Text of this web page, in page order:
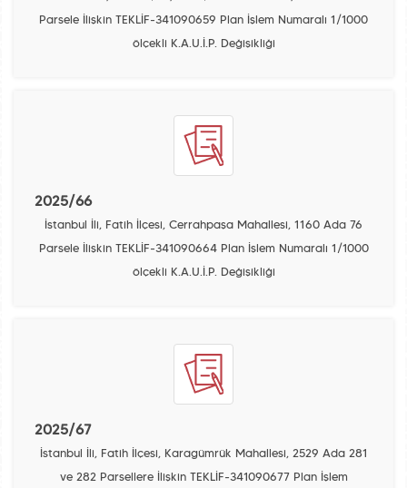
Parsele İlişkin TEKLİF-341090659 Plan İşlem Numaralı 1/1000
ölçekli K.A.U.İ.P. Değişikliği
2025/66
İstanbul İli, Fatih İlçesi, Cerrahpaşa Mahallesi, 1160 Ada 76
Parsele İlişkin TEKLİF-341090664 Plan İşlem Numaralı 1/1000
ölçekli K.A.U.İ.P. Değişikliği
2025/67
İstanbul İli, Fatih İlçesi, Karagümrük Mahallesi, 2529 Ada 281
ve 282 Parsellere İlişkin TEKLİF-341090677 Plan İşlem